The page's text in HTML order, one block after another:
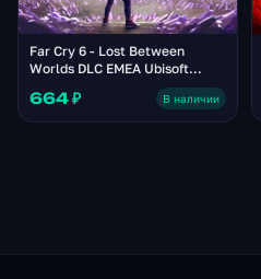
Far Cry 6 - Lost Between
Worlds DLC EMEA Ubisoft
664 ₽ В наличии